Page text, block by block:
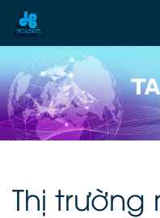
Thị trường